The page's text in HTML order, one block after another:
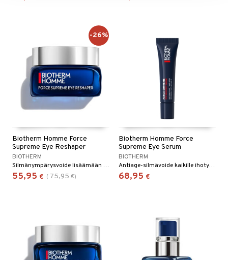
Biotherm Homme Force
Supreme Eye Reshaper
BIOTHERM
Silmänympärysvoide lisäämään kiinteyttä ja vähentämään juonteita Biothermiltä.
55,95 € ( 75,95 €)
-26%
Biotherm Homme Force
Supreme Eye Serum
BIOTHERM
Antiage-silmävoide kaikille ihotyypeille - Biotherm
68,95 €